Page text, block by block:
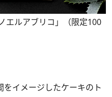
エルアブリコ」（限定100
イメージしたケーキのト